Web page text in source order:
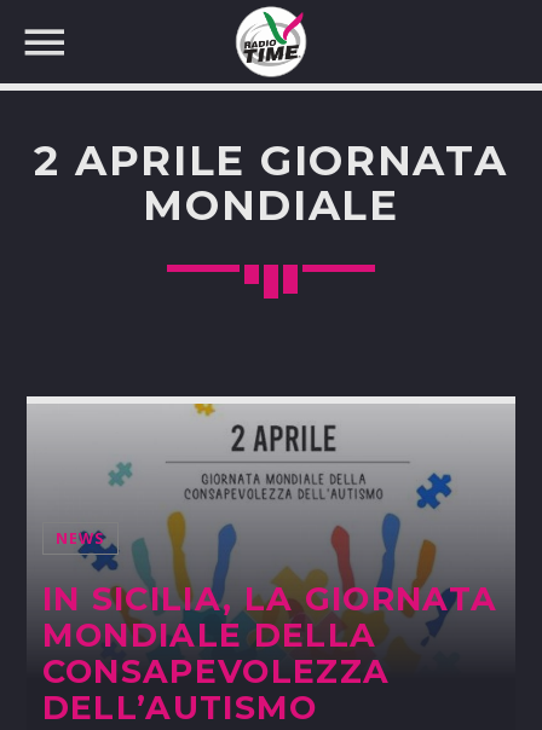
CERCA NEL SITO WEB:
2 APRILE GIORNATA
MONDIALE
NEWS
IN SICILIA, LA GIORNATA
MONDIALE DELLA
CONSAPEVOLEZZA
DELL’AUTISMO